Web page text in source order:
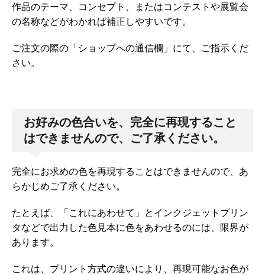
作品のテーマ、コンセプト、またはコンテストや展覧会
の名称などがわかれば補正しやすいです。
ご注文の際の「ショップへの通信欄」にて、ご指示くだ
さい。
お好みの色合いを、完全に再現すること
はできませんので、ご了承ください。
完全にお求めの色を再現することはできませんので、あ
らかじめご了承ください。
たとえば、「これにあわせて」とインクジェットプリン
タなどで出力した色見本に色をあわせるのには、限界が
あります。
これは、プリント方式の違いにより、再現可能なお色が